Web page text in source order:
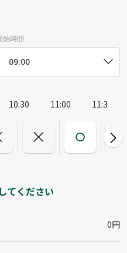
始時間
09:00
10:30 11:00 11:30
てください
0円